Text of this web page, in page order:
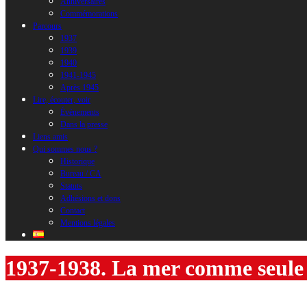
Commémorations
Parcours
1937
1939
1940
1941-1945
Après 1945
Lire, écouter, voir
Évènements
Dans la presse
Liens amis
Qui sommes nous ?
Historique
Bureau / CA
Statuts
Adhésions et dons
Contact
Mentions légales
1937-1938. La mer comme seule